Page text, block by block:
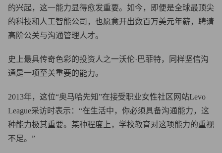
的兴起，这一能力显得愈发重要。如今，即便是全球最顶尖
的科技和人工智能公司，也愿意开出数百万美元年薪，聘请
高阶公关与沟通管理人才。
史上最具传奇色彩的投资人之一沃伦·巴菲特，同样坚信沟
通是一项至关重要的能力。
2013年，这位“奥马哈先知”在接受职业女性社区网站Levo
League采访时表示：“在生活中，你必须具备沟通能力，这
种能力极其重要。某种程度上，学校教育对这项能力的重视
不足。”